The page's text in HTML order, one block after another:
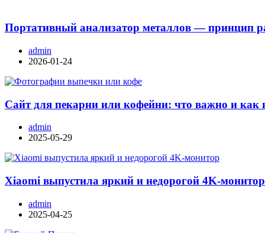
Портативный анализатор металлов — принцип
admin
2026-01-24
Сайт для пекарни или кофейни: что важно и как
admin
2025-05-29
Xiaomi выпустила яркий и недорогой 4K-
admin
2025-04-25